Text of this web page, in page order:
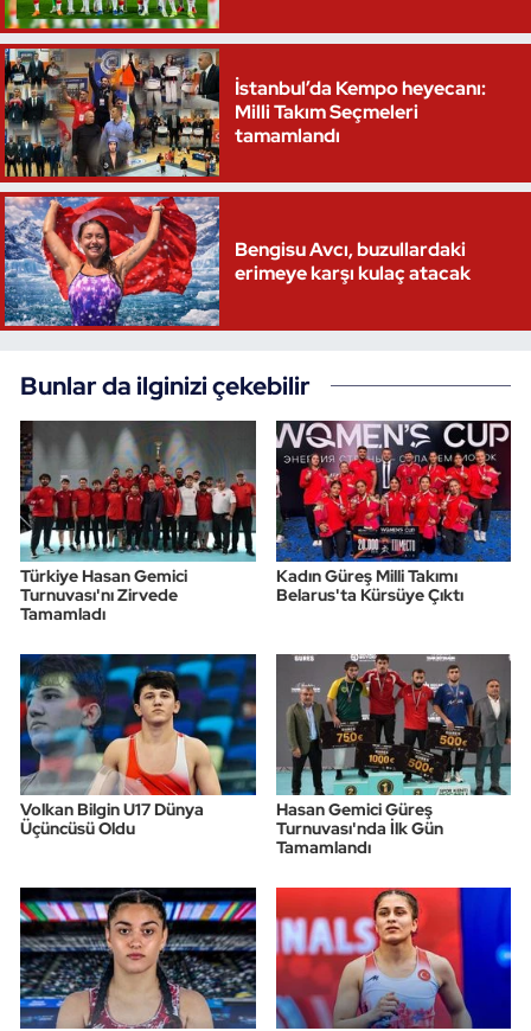
İstanbul’da Kempo heyecanı:
Milli Takım Seçmeleri
tamamlandı
Bengisu Avcı, buzullardaki
erimeye karşı kulaç atacak
Bunlar da ilginizi çekebilir
Türkiye Hasan Gemici
Turnuvası'nı Zirvede
Tamamladı
Kadın Güreş Milli Takımı
Belarus'ta Kürsüye Çıktı
Volkan Bilgin U17 Dünya
Üçüncüsü Oldu
Hasan Gemici Güreş
Turnuvası'nda İlk Gün
Tamamlandı